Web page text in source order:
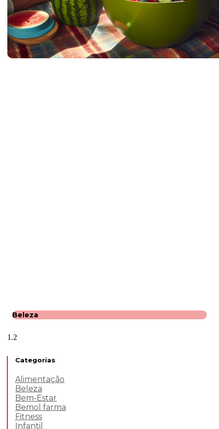
Beleza
Categorias
Alimentação
Beleza
Bem-Estar
Bemol farma
Fitness
Infantil